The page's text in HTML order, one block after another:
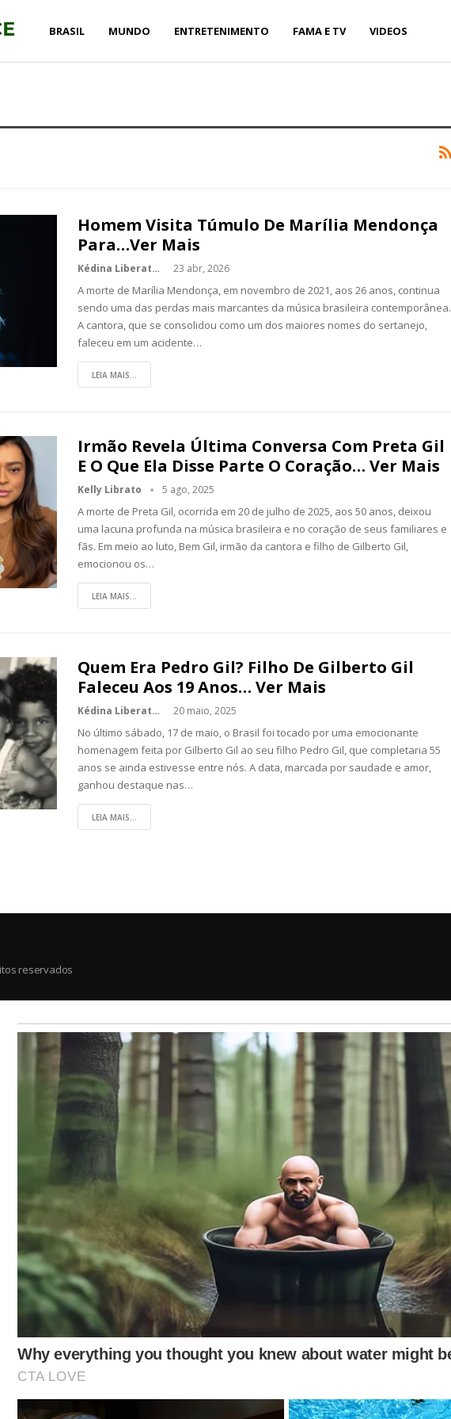
BRASIL MUNDO ENTRETENIMENTO FAMA E TV VIDEOS
Homem Visita Túmulo De Marília Mendonça
Para…Ver Mais
Kédina Liberato 23 abr, 2026
A morte de Marília Mendonça, em novembro de 2021, aos 26 anos, continua
sendo uma das perdas mais marcantes da música brasileira contemporânea.
A cantora, que se consolidou como um dos maiores nomes do sertanejo,
faleceu em um acidente…
LEIA MAIS...
Irmão Revela Última Conversa Com Preta Gil
E O Que Ela Disse Parte O Coração… Ver Mais
Kelly Librato 5 ago, 2025
A morte de Preta Gil, ocorrida em 20 de julho de 2025, aos 50 anos, deixou
uma lacuna profunda na música brasileira e no coração de seus familiares e
fãs. Em meio ao luto, Bem Gil, irmão da cantora e filho de Gilberto Gil,
emocionou os…
LEIA MAIS...
Quem Era Pedro Gil? Filho De Gilberto Gil
Faleceu Aos 19 Anos… Ver Mais
Kédina Liberato 20 maio, 2025
No último sábado, 17 de maio, o Brasil foi tocado por uma emocionante
homenagem feita por Gilberto Gil ao seu filho Pedro Gil, que completaria 55
anos se ainda estivesse entre nós. A data, marcada por saudade e amor,
ganhou destaque nas…
LEIA MAIS...
reservados